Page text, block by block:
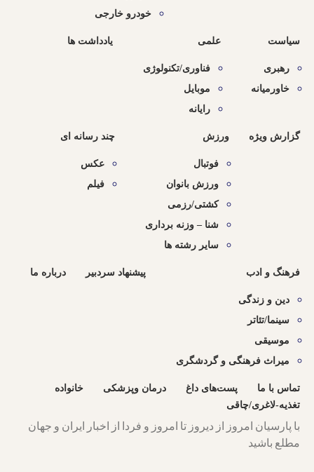
خودرو خارجی
سیاست
رهبری
خاورمیانه
علمی
فناوری/تکنولوژی
موبایل
رایانه
یادداشت ها
گزارش ویژه ورزش
فوتبال
ورزش بانوان
کشتی/رزمی
شنا – وزنه برداری
سایر رشته ها
چند رسانه ای
عکس
فیلم
فرهنگ و ادب
دین و زندگی
سینما/تئاتر
موسیقی
میراث فرهنگی و گردشگری
پیشنهاد سردبیر درباره ما
تماس با ما پست‌های داغ درمان وپزشکی
خانواده
تغذیه-لاغری/چاقی
با پارسیان امروز از دیروز تا امروز و فردا از اخبار ایران و جهان
مطلع باشید